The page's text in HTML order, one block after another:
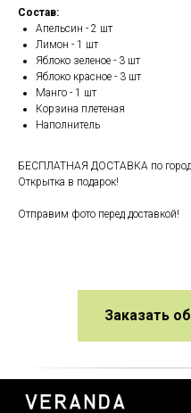
Состав:
Апельсин - 2 шт
Лимон - 1 шт
Яблоко зеленое - 3 шт
Яблоко красное - 3 шт
Манго - 1 шт
Корзина плетеная
Наполнитель
БЕСПЛАТНАЯ ДОСТАВКА по
Открытка в подарок!
Отправим фото перед доставкой!
Заказать